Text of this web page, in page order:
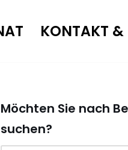
KONTAKT &
Möchten Sie nach
suchen?